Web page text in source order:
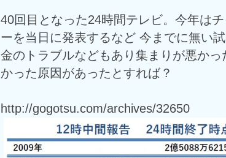
40回目となった24時間テレビ。今年は
ーを当日に発表するなど 今までに無い
金のトラブルなどもあり集まりが悪か
かった原因があったとすれば？
http://gogotsu.com/archives/32650